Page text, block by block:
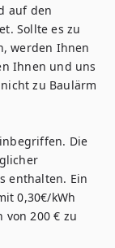
auf den
Sollte es zu
werden Ihnen
Ihnen und uns
zu Baulärm
Die
enthalten. Ein
0,30€/kWh
200 € zu